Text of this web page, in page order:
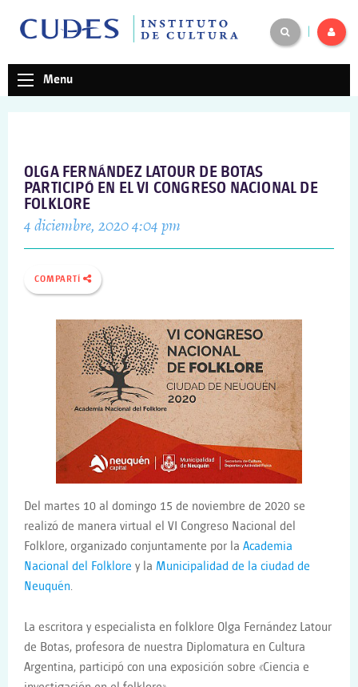
Menu
OLGA FERNÁNDEZ LATOUR DE BOTAS
PARTICIPÓ EN EL VI CONGRESO NACIONAL DE
FOLKLORE
4 diciembre, 2020 4:04 pm
COMPARTÍ
Del martes 10 al domingo 15 de noviembre de 2020 se
realizó de manera virtual el VI Congreso Nacional del
Folklore, organizado conjuntamente por la Academia
Nacional del Folklore y la Municipalidad de la ciudad de
Neuquén.
La escritora y especialista en folklore Olga Fernández Latour
de Botas, profesora de nuestra Diplomatura en Cultura
Argentina, participó con una exposición sobre «Ciencia e